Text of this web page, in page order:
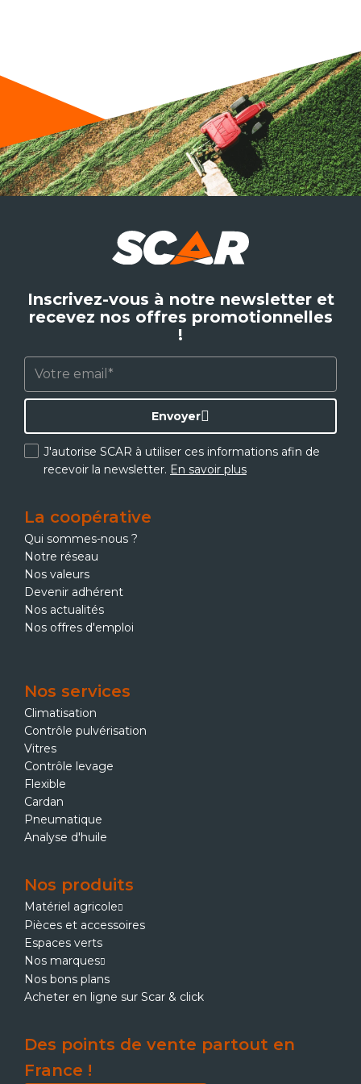
Inscrivez-vous à notre newsletter et
recevez nos offres promotionnelles
!
J'autorise SCAR à utiliser ces informations afin de
recevoir la newsletter. En savoir plus
Envoyer
La coopérative
Qui sommes-nous ?
Notre réseau
Nos valeurs
Devenir adhérent
Nos actualités
Nos offres d'emploi
Nos services
Climatisation
Contrôle pulvérisation
Vitres
Contrôle levage
Flexible
Cardan
Pneumatique
Analyse d'huile
Nos produits
Matériel agricole
Pièces et accessoires
Espaces verts
Nos marques
Nos bons plans
Acheter en ligne sur Scar & click
Des points de vente partout en
France !